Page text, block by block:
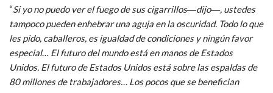
“Si yo no puedo ver el fuego de sus cigarrillos―dijo―, ustedes
tampoco pueden enhebrar una aguja en la oscuridad. Todo lo que
les pido, caballeros, es igualdad de condiciones y ningún favor
especial… El futuro del mundo está en manos de Estados
Unidos. El futuro de Estados Unidos está sobre las espaldas de
80 millones de trabajadores… Los pocos que se benefician